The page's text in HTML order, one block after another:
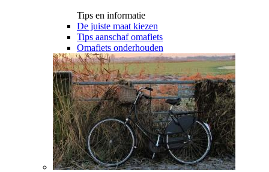
Tips en informatie
De juiste maat kiezen
Tips aanschaf omafiets
Omafiets onderhouden